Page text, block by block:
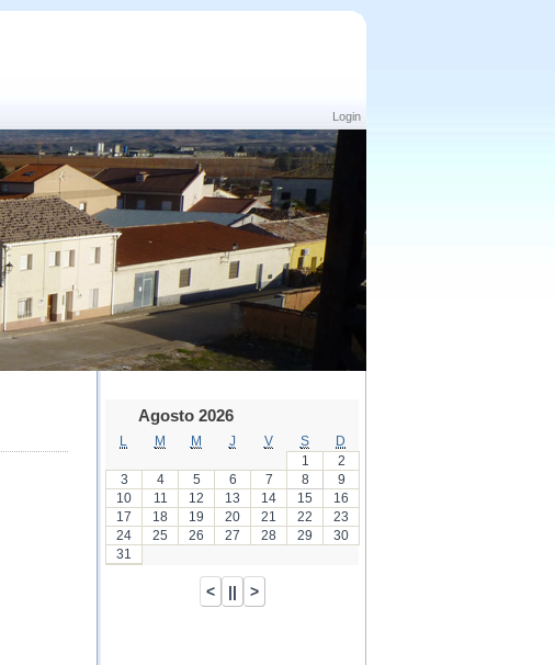
Login
Agosto 2026
M M J V S
D
1
2
3
4 5 6 7 8
9
10
11 12 13 14 15
16
17
18 19 20 21 22
23
24
25 26 27 28 29
30
31